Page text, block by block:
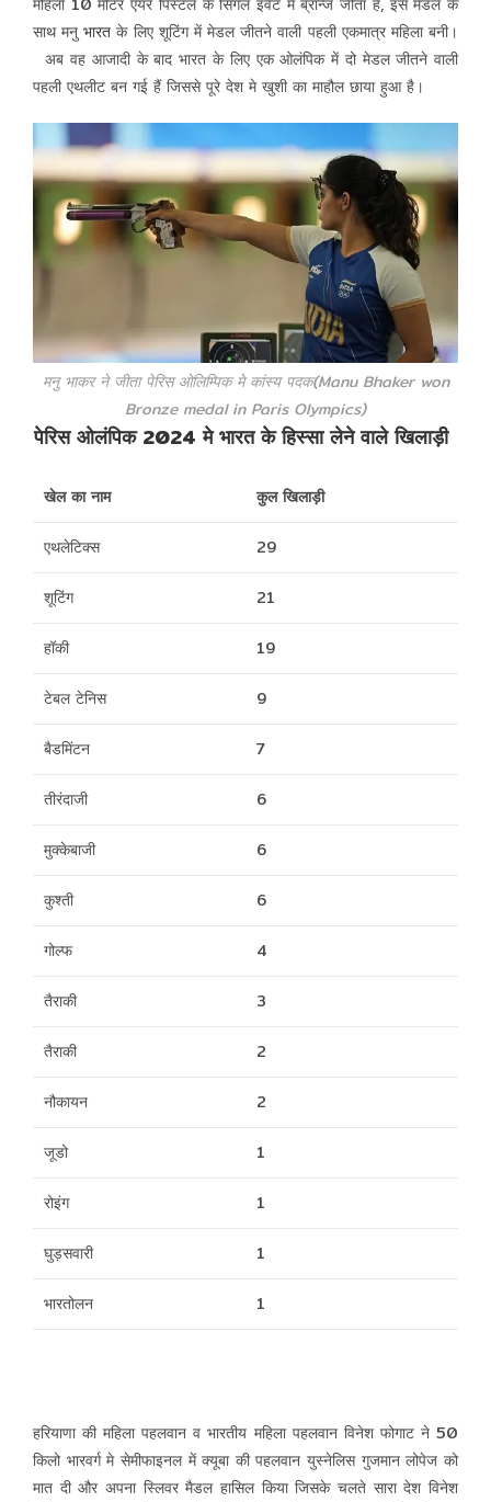
साथ मनुभारत के लिए शूटिंग में मेडल जीतने वाली पहली एकमात्र महिला बनी।
अब वह आजादी के बाद भारत के लिए एक ओलंपिक में दो मेडल जीतने वाली
पहली एथलीट बन गई हैं जिससे पूरे देश मे खुशी का माहौल छाया हुआ है।
मनु भाकर ने जीता पेरिस ओलिम्पिक मे कांस्य पदक(Manu Bhaker won
Bronze medal in Paris Olympics)
पेरिस ओलंपिक 2024 मे भारत के हिस्सा लेने वाले खिलाड़ी
खेल का नाम कुल खिलाड़ी
एथलेटिक्स 29
शूटिंग 21
हॉकी 19
टेबल टेनिस 9
बैडमिंटन 7
तीरंदाजी 6
मुक्केबाजी 6
कुश्ती 6
गोल्फ 4
तैराकी 3
तैराकी 2
नौकायन 2
जूडो 1
रोइंग 1
घुड़सवारी 1
भारतोलन 1
हरियाणा की महिला पहलवान वभारतीय महिला पहलवान विनेश फोगाट ने 50
किलो भारवर्ग मे सेमीफाइनल में क्यूबा की पहलवान युस्नेलिस गुजमान लोपेज को
मात दी और अपना स्लिवर मैडल हासिल किया जिसके चलते सारा देश विनेश